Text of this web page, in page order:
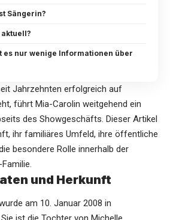
Sängerin?
aktuell?
es nur wenige Informationen über
Jahrzehnten erfolgreich auf
führt Mia-Carolin weitgehend ein
des Showgeschäfts. Dieser Artikel
ihr familiäres Umfeld, ihre öffentliche
besondere Rolle innerhalb der
und Herkunft
am 10. Januar 2008 in